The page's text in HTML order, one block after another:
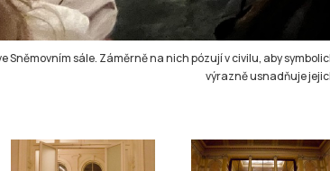
sále. Záměrně na nich pózují v civilu, aby
výrazně usnadňuje